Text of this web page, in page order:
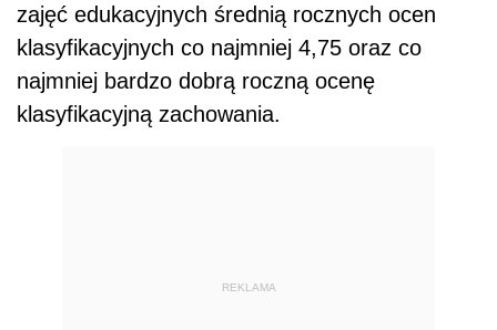
zajęć edukacyjnych średnią rocznych ocen
klasyfikacyjnych co najmniej 4,75 oraz co
najmniej bardzo dobrą roczną ocenę
klasyfikacyjną zachowania.
REKLAMA